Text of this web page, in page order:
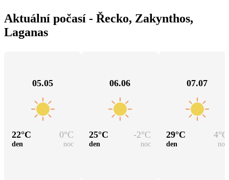
Aktuální počasí - Řecko, Zakynthos,
Laganas
05.05
22°C 0°C
den noc
06.06
25°C -2°C
den noc
07.07
29°C 4°C
den noc